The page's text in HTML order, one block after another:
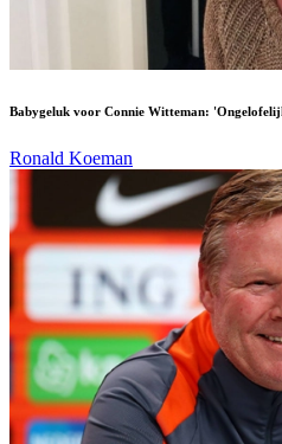
Babygeluk voor Connie Witteman:
Ronald Koeman